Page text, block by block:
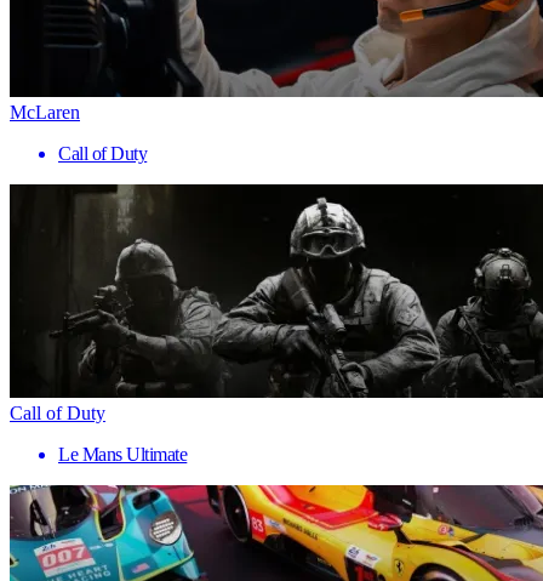
McLaren
Call of Duty
Call of Duty
Le Mans Ultimate